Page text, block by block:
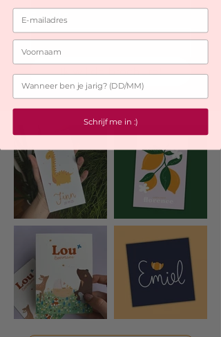
E-mail *
Ik wil de brochure!
Schrijf me in :)